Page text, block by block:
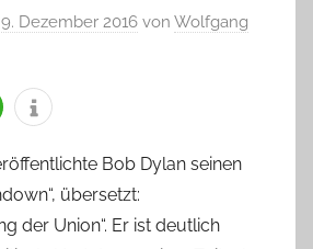
9. Dezember 2016 von Wolfgang
Bob Dylan seinen
übersetzt:
der Union“. Er ist deutlich